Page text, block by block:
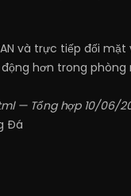
và trực tiếp đối
hơn trong
— Tổng hợp 10/06/
Đá